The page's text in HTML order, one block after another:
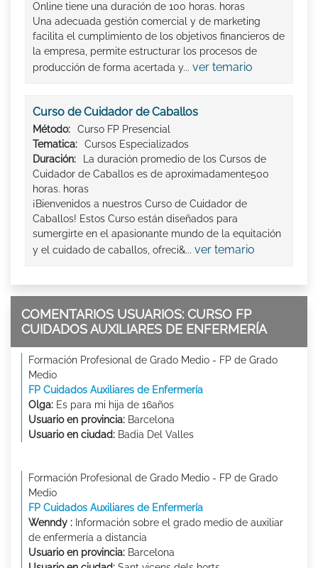
Online tiene una duración de 100 horas. horas
Una adecuada gestión comercial y de marketing
facilita el cumplimiento de los objetivos financieros de
la empresa, permite estructurar los procesos de
producción de forma acertada y... ver temario
Curso de Cuidador de Caballos
Método:
Curso FP Presencial
Tematica:
Cursos Especializados
Duración:
La duración promedio de los Cursos de
Cuidador de Caballos es de aproximadamente500
horas. horas
¡Bienvenidos a nuestros Curso de Cuidador de
Caballos! Estos Curso están diseñados para
sumergirte en el apasionante mundo de la equitación
y el cuidado de caballos, ofreci&... ver temario
COMENTARIOS USUARIOS: CURSO FP
CUIDADOS AUXILIARES DE ENFERMERÍA
Formación Profesional de Grado Medio - FP de Grado
Medio
FP Cuidados Auxiliares de Enfermería
Olga: Es para mi hija de 16años
Usuario en provincia: Barcelona
Usuario en ciudad: Badia Del Valles
Formación Profesional de Grado Medio - FP de Grado
Medio
FP Cuidados Auxiliares de Enfermería
Wenndy : Información sobre el grado medio de auxiliar
de enfermería a distancia
Usuario en provincia: Barcelona